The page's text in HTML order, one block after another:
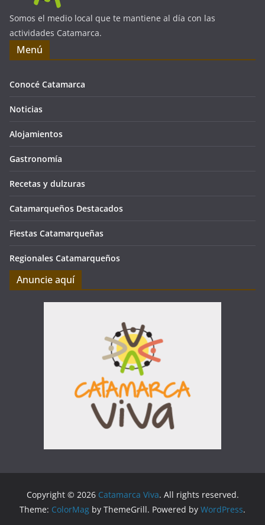
Somos el medio local que te mantiene al día con las
actividades Catamarca.
Menú
Conocé Catamarca
Noticias
Alojamientos
Gastronomía
Recetas y dulzuras
Catamarqueños Destacados
Fiestas Catamarqueñas
Regionales Catamarqueños
Anuncie aquí
Copyright © 2026 Catamarca Viva. All rights reserved.
Theme: ColorMag by ThemeGrill. Powered by WordPress.